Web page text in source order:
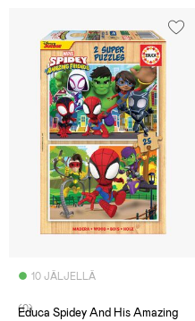
10 JÄLJELLÄ
(0)
Educa Spidey And His Amazing